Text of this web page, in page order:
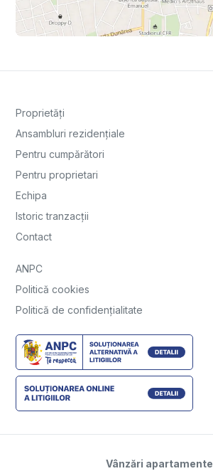
Proprietăți
Ansambluri rezidențiale
Pentru cumpărători
Pentru proprietari
Echipa
Istoric tranzacții
Contact
ANPC
Politică cookies
Politică de confidențialitate
Vânzări apartamente